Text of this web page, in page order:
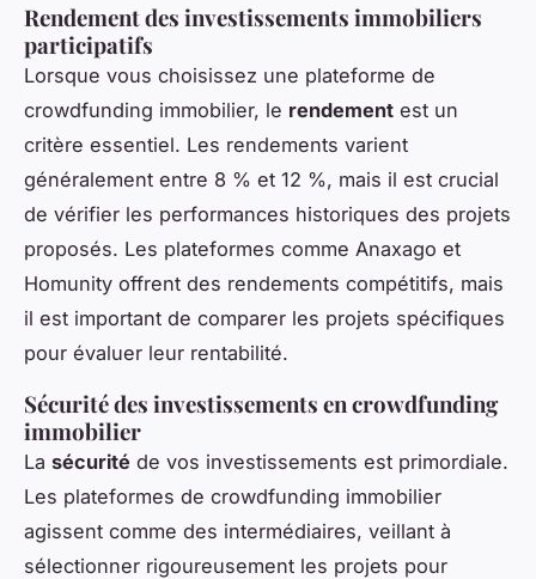
Rendement des investissements immobiliers
participatifs
Lorsque vous choisissez une plateforme de
crowdfunding immobilier, le rendement est un
critère essentiel. Les rendements varient
généralement entre 8 % et 12 %, mais il est crucial
de vérifier les performances historiques des projets
proposés. Les plateformes comme Anaxago et
Homunity offrent des rendements compétitifs, mais
il est important de comparer les projets spécifiques
pour évaluer leur rentabilité.
Sécurité des investissements en crowdfunding
immobilier
La sécurité de vos investissements est primordiale.
Les plateformes de crowdfunding immobilier
agissent comme des intermédiaires, veillant à
sélectionner rigoureusement les projets pour